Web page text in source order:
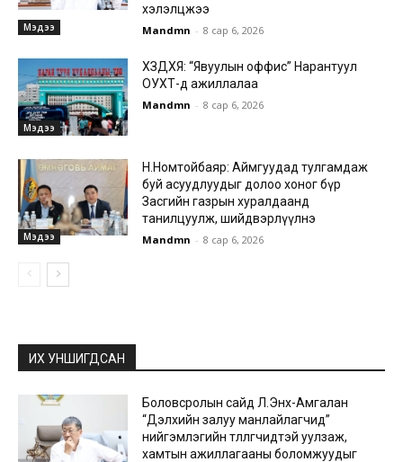
Мэдээ
хэлэлцжээ
Mandmn - 8 сар 6, 2026
Мэдээ
ХЗДХЯ: “Явуулын оффис” Нарантуул
ОУХТ-д ажиллалаа
Mandmn - 8 сар 6, 2026
Мэдээ
Н.Номтойбаяр: Аймгуудад тулгамдаж
буй асуудлуудыг долоо хоног бүр
Засгийн газрын хуралдаанд
танилцуулж, шийдвэрлүүлнэ
Mandmn - 8 сар 6, 2026
ИХ УНШИГДСАН
Боловсролын сайд Л.Энх-Амгалан
“Дэлхийн залуу манлайлагчид”
нийгэмлэгийн төлөөлөгчидтэй уулзаж,
хамтын ажиллагааны боломжуудыг